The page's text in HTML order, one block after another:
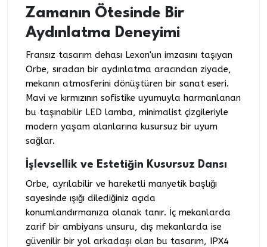
Zamanın Ötesinde Bir
Aydınlatma Deneyimi
Fransız tasarım dehası Lexon'un imzasını taşıyan
Orbe, sıradan bir aydınlatma aracından ziyade,
mekanın atmosferini dönüştüren bir sanat eseri.
Mavi ve kırmızının sofistike uyumuyla harmanlanan
bu taşınabilir LED lamba, minimalist çizgileriyle
modern yaşam alanlarına kusursuz bir uyum
sağlar.
İşlevsellik ve Estetiğin Kusursuz Dansı
Orbe, ayrılabilir ve hareketli manyetik başlığı
sayesinde ışığı dilediğiniz açıda
konumlandırmanıza olanak tanır. İç mekanlarda
zarif bir ambiyans unsuru, dış mekanlarda ise
güvenilir bir yol arkadaşı olan bu tasarım, IPX4